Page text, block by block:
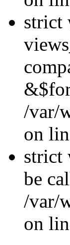
strict
/var/
on
strict
be
/var/
on